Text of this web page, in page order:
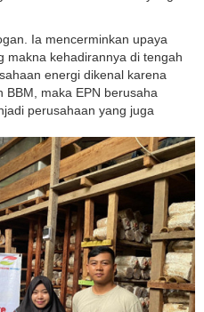
Ia mencerminkan upaya
makna kehadirannya di tengah
energi dikenal karena
BBM, maka EPN berusaha
perusahaan yang juga